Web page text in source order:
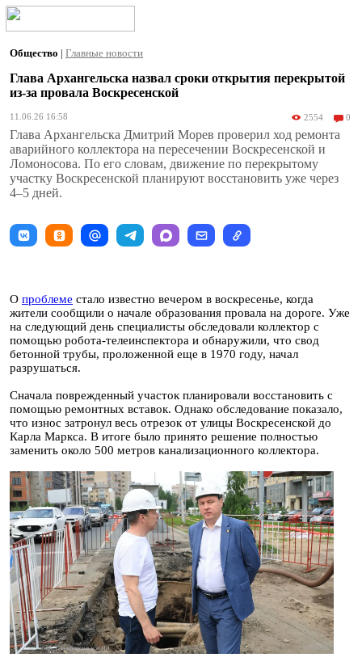
Общество | Главные новости
Глава Архангельска назвал сроки открытия перекрытой
из-за провала Воскресенской
11.06.26 16:58 2554 0
Глава Архангельска Дмитрий Морев проверил ход ремонта
аварийного коллектора на пересечении Воскресенской и
Ломоносова. По его словам, движение по перекрытому
участку Воскресенской планируют восстановить уже через
4–5 дней.
О проблеме стало известно вечером в воскресенье, когда
жители сообщили о начале образования провала на дороге. Уже
на следующий день специалисты обследовали коллектор с
помощью робота-телеинспектора и обнаружили, что свод
бетонной трубы, проложенной еще в 1970 году, начал
разрушаться.
Сначала поврежденный участок планировали восстановить с
помощью ремонтных вставок. Однако обследование показало,
что износ затронул весь отрезок от улицы Воскресенской до
Карла Маркса. В итоге было принято решение полностью
заменить около 500 метров канализационного коллектора.